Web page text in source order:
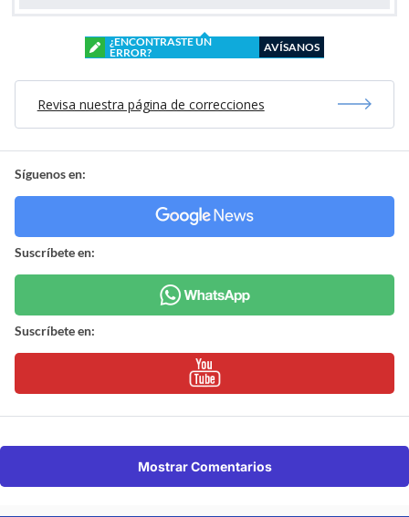
¿ENCONTRASTE UN
ERROR?
AVÍSANOS
Revisa nuestra página de correcciones
Síguenos en:
Suscríbete en:
Suscríbete en:
Mostrar Comentarios